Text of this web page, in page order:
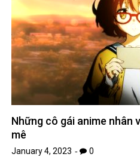
Những cô gái anime nhân
mê
January 4, 2023 0